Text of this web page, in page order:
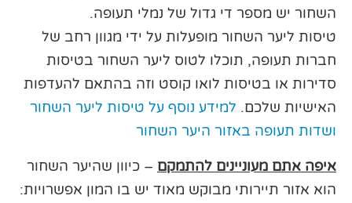
השחור יש מספר די גדול של נמלי תעופה.
טיסות ליער השחור מופעלות על ידי מגוון רחב של
חברות תעופה, תוכלו לטוס ליער השחור בטיסות
סדירות או בטיסות לואו קוסט וזה בהתאם להעדפות
האישיות שלכם. למידע נוסף על טיסות ליער השחור
ושדות תעופה באזור היער השחור
איפה אתם מעוניינים להתמקם – כיוון שהיער השחור
הוא אזור תיירותי מבוקש מאוד יש בו המון אפשרויות: